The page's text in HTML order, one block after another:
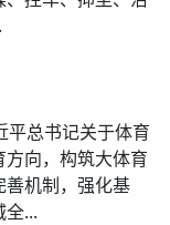
总书记关于体育
向，构筑大体育
机制，强化基
...